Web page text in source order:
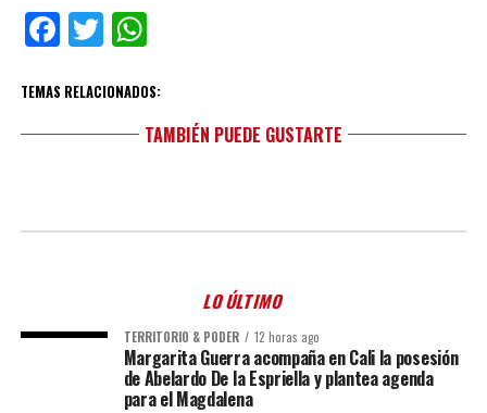
Facebook
TwitterWhatsApp
TEMAS RELACIONADOS:
TAMBIÉN PUEDE GUSTARTE
LO ÚLTIMO
TERRITORIO & PODER 12 horas ago
Margarita Guerra acompaña en Cali la posesión
de Abelardo De la Espriella y plantea agenda
para el Magdalena